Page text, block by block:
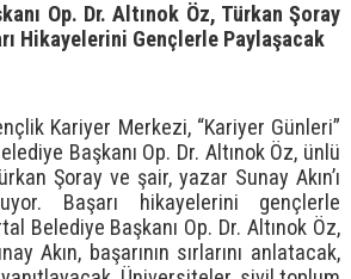
Op. Dr. Altınok Öz, Türkan Şoray
Hikayelerini Gençlerle Paylaşacak
Kariyer Merkezi, “Kariyer Günleri”
Başkanı Op. Dr. Altınok Öz, ünlü
Şoray ve şair, yazar Sunay Akın’ı
Başarı hikayelerini gençlerle
Belediye Başkanı Op. Dr. Altınok Öz,
Akın, başarının sırlarını anlatacak,